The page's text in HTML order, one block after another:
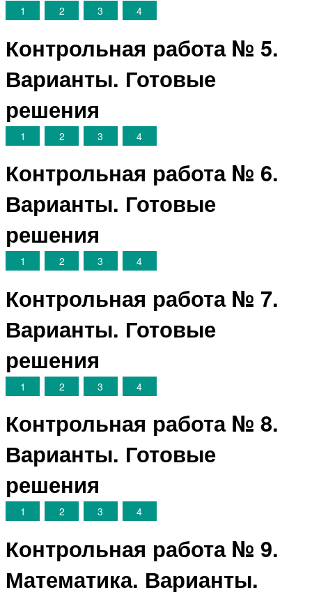
1 2 3 4
Контрольная работа № 5.
Варианты. Готовые
решения
1 2 3 4
Контрольная работа № 6.
Варианты. Готовые
решения
1 2 3 4
Контрольная работа № 7.
Варианты. Готовые
решения
1 2 3 4
Контрольная работа № 8.
Варианты. Готовые
решения
1 2 3 4
Контрольная работа № 9.
Математика. Варианты.